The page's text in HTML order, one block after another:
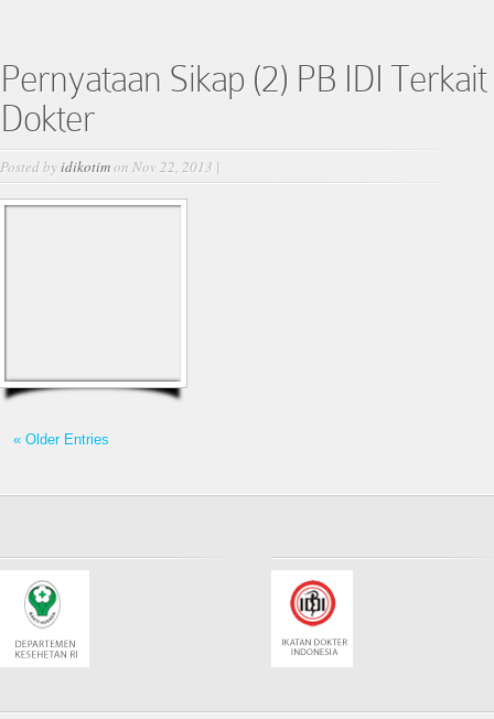
Pernyataan Sikap (2) PB IDI
Dokter
Posted byidikotimon Nov 22, 2013 |
« Older Entries